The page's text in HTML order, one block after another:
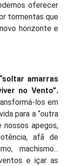
oferecer
tormentas que
horizonte e
amarras
no Vento”.
los em
para a “outra
nossos apegos,
afã de
machismo...
e içar as